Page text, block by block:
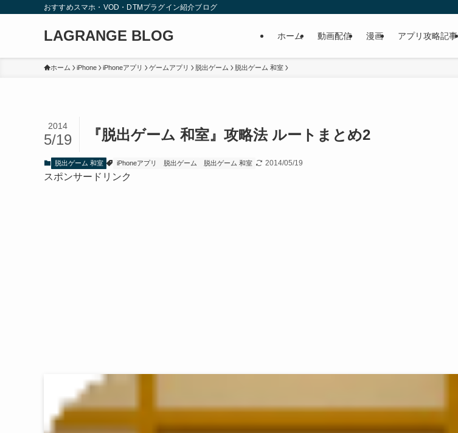
おすすめスマホ・VOD・DTMプラグイン紹介ブログ
LAGRANGE BLOG ホーム 動画配信 漫画 アプリ攻略記事
ホーム iPhone iPhoneアプリ ゲームアプリ 脱出ゲーム 脱出ゲーム 和室
『脱出ゲーム 和室』攻略法 ルートまとめ2
2014
5/19
脱出ゲーム 和室 iPhoneアプリ 脱出ゲーム 脱出ゲーム 和室 2014/05/19
スポンサードリンク